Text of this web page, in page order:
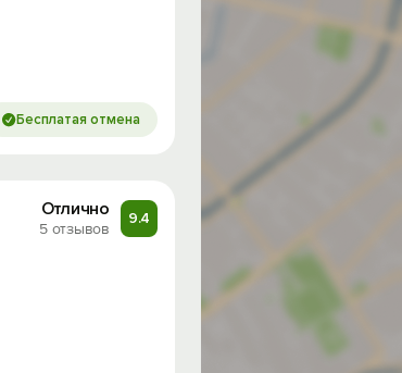
Бесплатая отмена
Отлично
5 отзывов
9.4